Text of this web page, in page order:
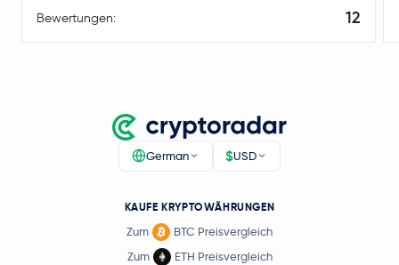
Bewertungen: 12
German $USD
KAUFE KRYPTOWÄHRUNGEN
Zum
BTC Preisvergleich
Zum
ETH Preisvergleich